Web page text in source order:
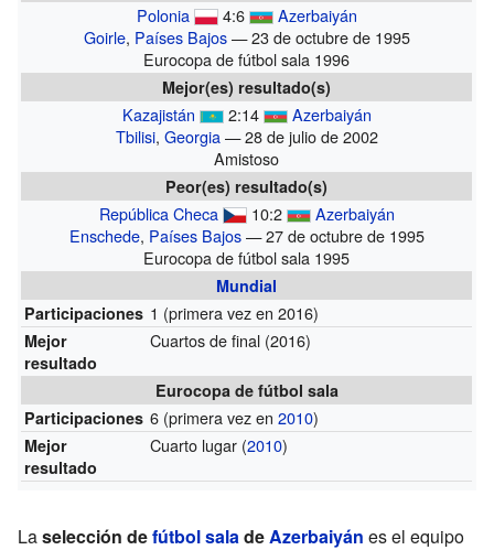
Polonia 4:6
Azerbaiyán
Goirle, Países Bajos— 23 de octubre de 1995
Eurocopa de fútbol sala 1996
Mejor(es) resultado(s)
Kazajistán 2:14
Azerbaiyán
Tbilisi, Georgia— 28 de julio de 2002
Amistoso
Peor(es) resultado(s)
República Checa 10:2
Azerbaiyán
Enschede, Países Bajos— 27 de octubre de 1995
Eurocopa de fútbol sala 1995
Mundial
Participaciones 1 (primera vez en 2016)
Mejor
resultado
Cuartos de final (2016)
Eurocopa de fútbol sala
Participaciones 6 (primera vez en2010)
Mejor
resultado
Cuarto lugar (2010)
Laselección defútbol saladeAzerbaiyán es el equipo